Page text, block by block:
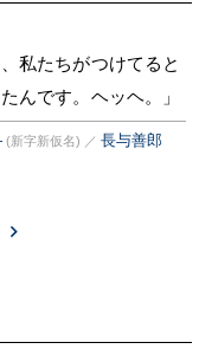
私たちがつけてると
んです。ヘッヘ。」
(新字新仮名) ／ 長与善郎